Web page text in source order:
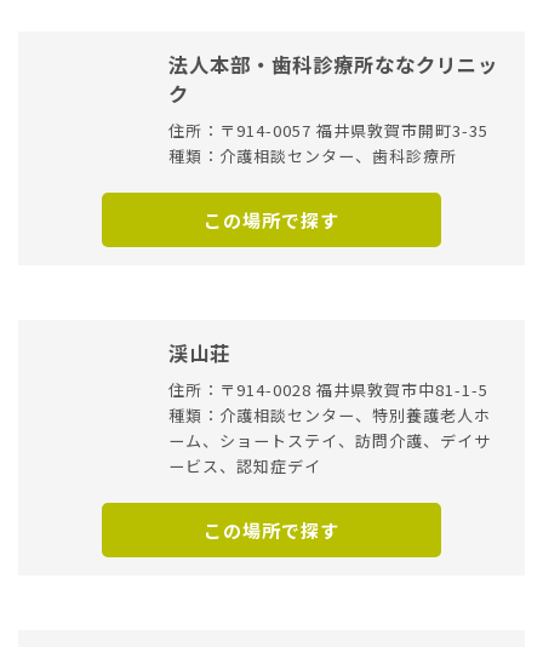
法人本部・歯科診療所ななクリニッ
ク
住所：〒914-0057 福井県敦賀市開町3-35
種類：介護相談センター、歯科診療所
この場所で探す
渓山荘
住所：〒914-0028 福井県敦賀市中81-1-5
種類：介護相談センター、特別養護老人ホ
ーム、ショートステイ、訪問介護、デイサ
ービス、認知症デイ
この場所で探す